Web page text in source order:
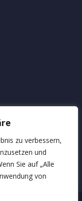
zu verbessern,
und
Sie auf „Alle
von